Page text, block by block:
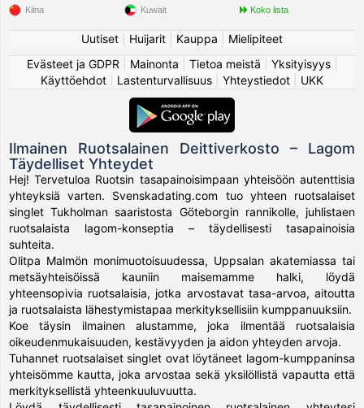
Kiina Kuwait Koko lista
Uutiset Huijarit Kauppa
Mielipiteet
Evästeet ja GDPR
Mainonta Tietoa meistä Yksityisyys|
Käyttöehdot
Lastenturvallisuus Yhteystiedot UKK
Ilmainen Ruotsalainen Deittiverkosto – Lagom
Täydelliset Yhteydet
Hej! Tervetuloa Ruotsin tasapainoisimpaan yhteisöön autenttisia
yhteyksiä varten. Svenskadating.com tuo yhteen ruotsalaiset
singlet Tukholman saaristosta Göteborgin rannikolle, juhlistaen
ruotsalaista lagom-konseptia – täydellisesti tasapainoisia
suhteita.
Olitpa Malmön monimuotoisuudessa, Uppsalan akatemiassa tai
metsäyhteisöissä kauniin maisemamme halki, löydä
yhteensopivia ruotsalaisia, jotka arvostavat tasa-arvoa, aitoutta
ja ruotsalaista lähestymistapaa merkityksellisiin kumppanuuksiin.
Koe täysin ilmainen alustamme, joka ilmentää ruotsalaisia
oikeudenmukaisuuden, kestävyyden ja aidon yhteyden arvoja.
Tuhannet ruotsalaiset singlet ovat löytäneet lagom-kumppaninsa
yhteisömme kautta, joka arvostaa sekä yksilöllistä vapautta että
merkityksellistä yhteenkuuluvuutta.